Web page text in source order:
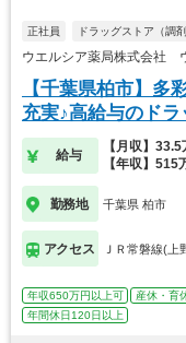
正社員 ドラッグストア（調剤
ウエルシア薬局株式会社
【千葉県柏市】多
充実♪高給与のド
給与
【月収】33.5
【年収】515
勤務地 千葉県 柏市
アクセス ＪＲ常磐線(上
年収650万円以上可 産休・育
年間休日120日以上